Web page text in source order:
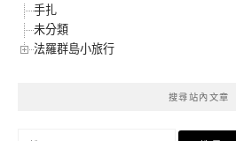
手扎
未分類
法羅群島小旅行
搜尋站內文章